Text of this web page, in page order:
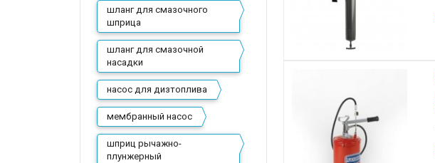
шланг для смазочного
шприца
шланг для смазочной
насадки
насос для дизтоплива
мембранный насос
шприц рычажно-
плунжерный